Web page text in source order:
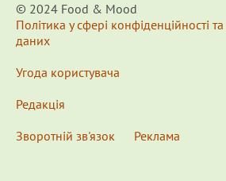
© 2024 Food & Мood
Політика у сфері конфіденційності
даних
Угода користувача
Редакція
Зворотній зв'язок
Реклама